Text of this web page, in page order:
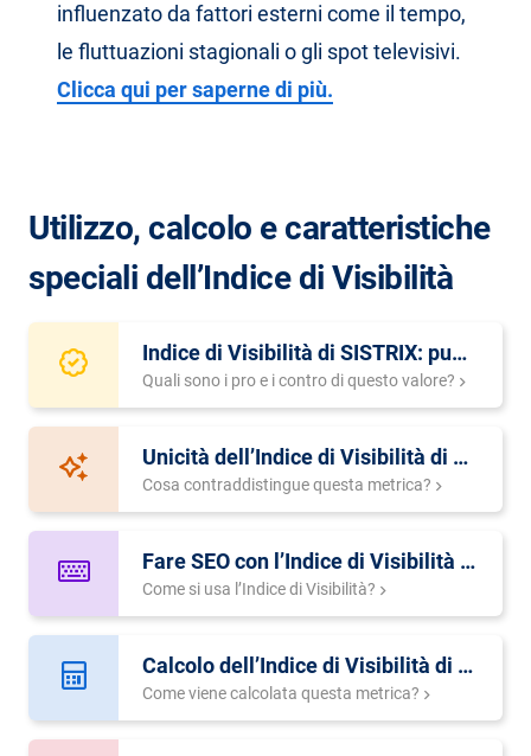
influenzato da fattori esterni come il tempo,
le fluttuazioni stagionali o gli spot televisivi.
Clicca qui per saperne di più.
Utilizzo, calcolo e caratteristiche
speciali dell’Indice di Visibilità
Indice di Visibilità di SISTRIX: punti di forza e di debolezza
Quali sono i pro e i contro di questo valore?
Unicità dell’Indice di Visibilità di SISTRIX
Cosa contraddistingue questa metrica?
Fare SEO con l’Indice di Visibilità di SISTRIX
Come si usa l’Indice di Visibilità?
Calcolo dell’Indice di Visibilità di SISTRIX
Come viene calcolata questa metrica?